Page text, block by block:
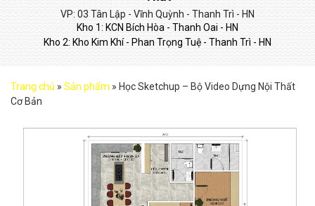
VP: 03 Tân Lập - Vĩnh Quỳnh - Thanh Trì - HN
Kho 1: KCN Bích Hòa - Thanh Oai - HN
Kho 2: Kho Kim Khí - Phan Trọng Tuệ - Thanh Trì - HN
Trang chủ » Sản phẩm » Học Sketchup – Bộ Video Dựng Nội Thất
Cơ Bản